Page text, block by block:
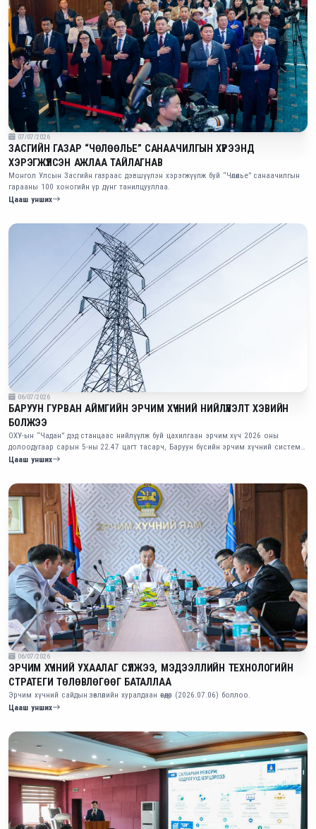
07/07/2026
ЗАСГИЙН ГАЗАР “ЧӨЛӨӨЛЬЕ” САНААЧИЛГЫН ХҮРЭЭНД
ХЭРЭГЖҮҮЛСЭН АЖЛАА ТАЙЛАГНАВ
Монгол Улсын Засгийн газраас дэвшүүлэн хэрэгжүүлж буй “Чөлөөлье” санаачилгын
гарааны 100 хоногийн үр дүнг танилцууллаа.
Цааш унших
06/07/2026
БАРУУН ГУРВАН АЙМГИЙН ЭРЧИМ ХҮЧНИЙ НИЙЛҮҮЛЭЛТ ХЭВИЙН
БОЛЖЭЭ
ОХУ-ын “Чадан” дэд станцаас нийлүүлж буй цахилгаан эрчим хүч 2026 оны
долоодугаар сарын 5-ны 22.47 цагт тасарч, Баруун бүсийн эрчим хүчний систем
хүчдэлгүй болсон.
Цааш унших
06/07/2026
ЭРЧИМ ХҮЧНИЙ УХААЛАГ СҮЛЖЭЭ, МЭДЭЭЛЛИЙН ТЕХНОЛОГИЙН
СТРАТЕГИ ТӨЛӨВЛӨГӨӨГ БАТАЛЛАА
Эрчим хүчний сайдын зөвлөлийн хуралдаан өнөөдөр (2026.07.06) боллоо.
Цааш унших